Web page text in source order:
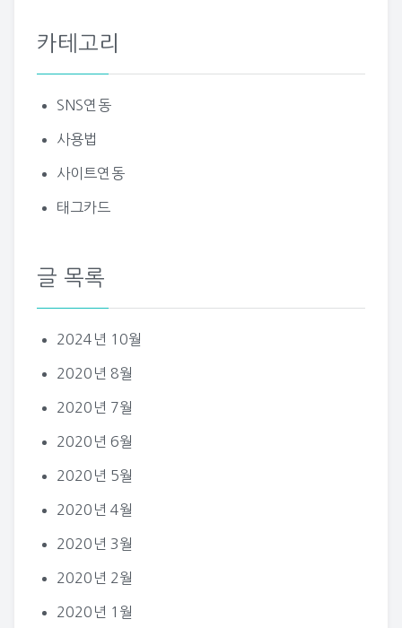
카테고리
SNS연동
사용법
사이트연동
태그카드
글 목록
2024년 10월
2020년 8월
2020년 7월
2020년 6월
2020년 5월
2020년 4월
2020년 3월
2020년 2월
2020년 1월